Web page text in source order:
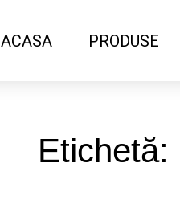
ACASA PRODUSE
Etichetă: